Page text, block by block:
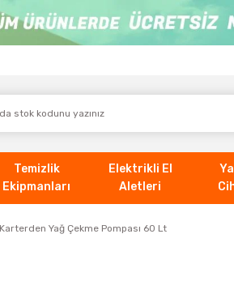
Temizlik
Ekipmanları
Elektrikli El
Aletleri
Yağ Çekme Pompası 60 Lt